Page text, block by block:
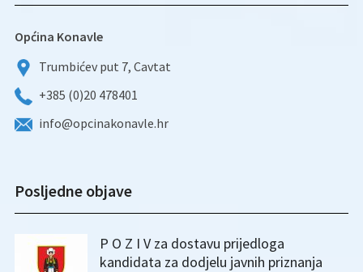
Općina Konavle
Trumbićev put 7, Cavtat
+385 (0)20 478401
info@opcinakonavle.hr
Posljedne objave
P O Z I V za dostavu prijedloga
kandidata za dodjelu javnih priznanja